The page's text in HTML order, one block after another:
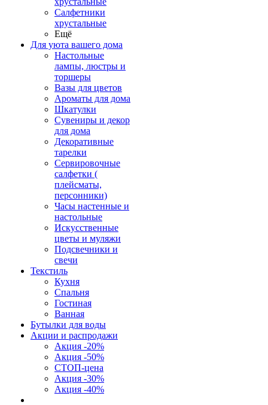
Салфетники
хрустальные
Ещё
Для уюта вашего дома
Настольные
лампы, люстры и
торшеры
Вазы для цветов
Ароматы для дома
Шкатулки
Сувениры и декор
для дома
Декоративные
тарелки
Сервировочные
салфетки (
плейсматы,
персонники)
Часы настенные и
настольные
Искусственные
цветы и муляжи
Подсвечники и
свечи
Текстиль
Кухня
Спальня
Гостиная
Ванная
Бутылки для воды
Акции и распродажи
Акция -20%
Акция -50%
СТОП-цена
Акция -30%
Акция -40%